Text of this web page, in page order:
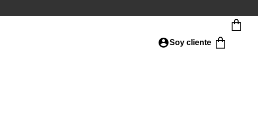
Soy cliente